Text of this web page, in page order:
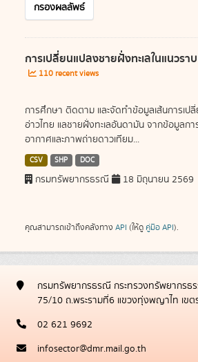
กรองผลลัพธ์
การเปลี่ยนแปลงชายฝั่งทะเลในแนวราบ
110 recent views
การศึกษา ติดตาม และจัดทำข้อมูลเส้นการเป
อ่าวไทย แลชายฝั่งทะเลอันดามัน จากข้อมูลก
อากาศและภาพถ่ายดาวเทียม...
CSV SHP DOC
กรมทรัพยากรธรณี 18 มิถุนายน 2569
คุณสามารถเข้าถึงคลังทาง API (ให้ดู คู่มือ API).
กรมทรัพยากรธรณี กระทรวงทรัพยากรธ
75/10 ถ.พระรามที่6 แขวงทุ่งพญาไท เข
02 621 9692
infosector@dmr.mail.go.th